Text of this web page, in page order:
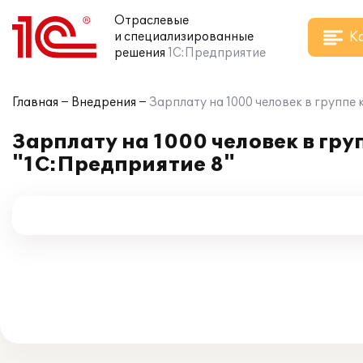
Отраслевые
и специализированные
решения 1С:Предприятие
Главная Внедрения Зарплату на 1000 человек в
Зарплату на 1000 человек в
"1С:Предприятие 8"